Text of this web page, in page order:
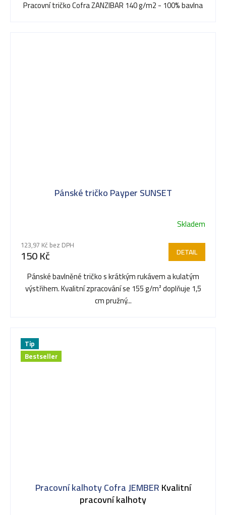
Pracovní tričko Cofra ZANZIBAR 140 g/m2 - 100% bavlna
Pánské tričko Payper SUNSET
Skladem
123,97 Kč bez DPH
150 Kč DETAIL
Pánské bavlněné tričko s krátkým rukávem a kulatým
výstřihem. Kvalitní zpracování se 155 g/m² doplňuje 1,5
cm pružný...
Tip
Bestseller
Pracovní kalhoty Cofra JEMBERKvalitní
pracovní kalhoty